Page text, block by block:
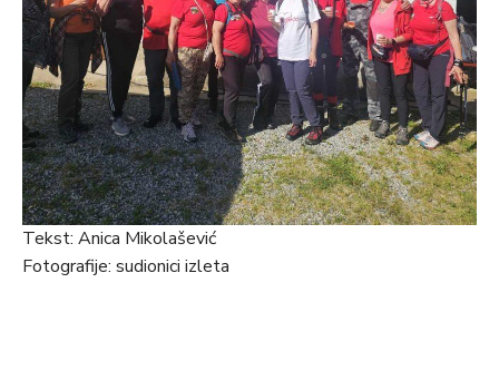
Tekst: Anica Mikolašević
Fotografije: sudionici izleta